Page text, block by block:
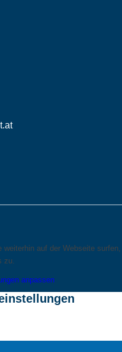
auf der Webseite surfen,
zu.
anpassen